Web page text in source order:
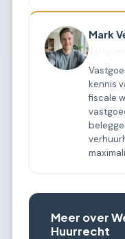
Mark
kennis
fiscale
Meer over
Huurrecht